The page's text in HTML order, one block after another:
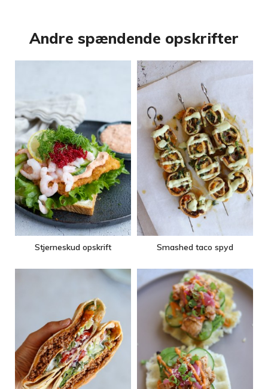
Andre spændende opskrifter
Stjerneskud opskrift Smashed taco spyd